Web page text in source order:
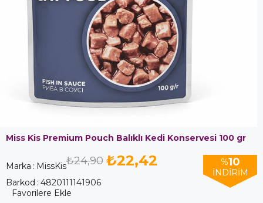
Miss Kis Premium Pouch Balıklı Kedi Konservesi 100 gr
Marka : MissKis %10
İNDIRIM
₺24,90 ₺22,42
Barkod : 4820111141906
Favorilere Ekle